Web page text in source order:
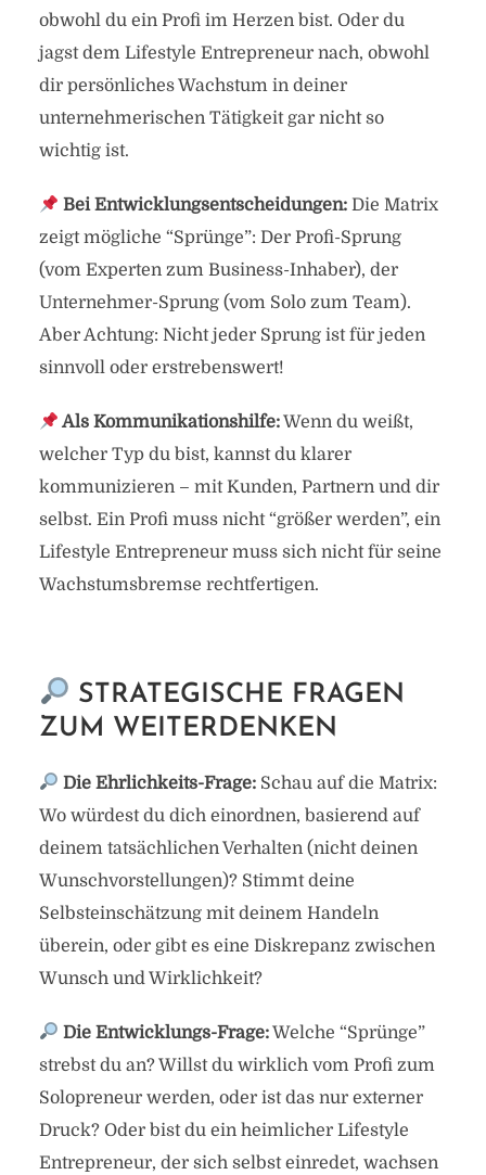
obwohl du ein Profi im Herzen bist. Oder du
jagst dem Lifestyle Entrepreneur nach, obwohl
dir persönliches Wachstum in deiner
unternehmerischen Tätigkeit gar nicht so
wichtig ist.
Bei Entwicklungsentscheidungen: Die Matrix
zeigt mögliche “Sprünge”: Der Profi-Sprung
(vom Experten zum Business-Inhaber), der
Unternehmer-Sprung (vom Solo zum Team).
Aber Achtung: Nicht jeder Sprung ist für jeden
sinnvoll oder erstrebenswert!
Als Kommunikationshilfe:Wenn du weißt,
welcher Typ du bist, kannst du klarer
kommunizieren – mit Kunden, Partnern und dir
selbst. Ein Profi muss nicht “größer werden”, ein
Lifestyle Entrepreneur muss sich nicht für seine
Wachstumsbremse rechtfertigen.
STRATEGISCHE FRAGEN
ZUM WEITERDENKEN
Die Ehrlichkeits-Frage: Schau auf die Matrix:
Wo würdest du dich einordnen, basierend auf
deinem tatsächlichen Verhalten (nicht deinen
Wunschvorstellungen)? Stimmt deine
Selbsteinschätzung mit deinem Handeln
überein, oder gibt es eine Diskrepanz zwischen
Wunsch und Wirklichkeit?
Die Entwicklungs-Frage:Welche “Sprünge”
strebst du an? Willst du wirklich vom Profi zum
Solopreneur werden, oder ist das nur externer
Druck? Oder bist du ein heimlicher Lifestyle
Entrepreneur, der sich selbst einredet, wachsen